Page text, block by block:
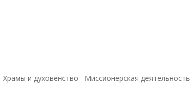
Храмы и духовенство Миссионерская деятельность